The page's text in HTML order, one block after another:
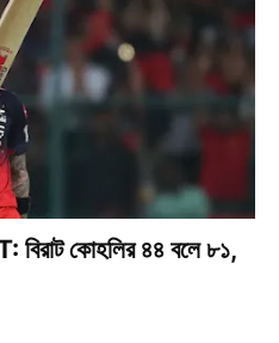
কোহলির ৪৪ বলে ৮১,